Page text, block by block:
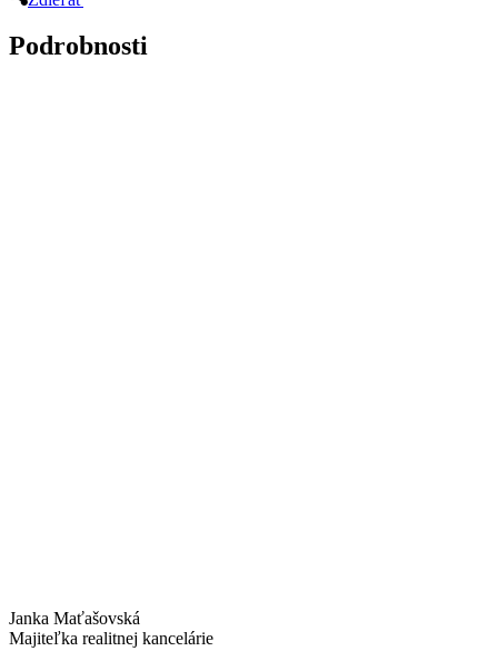
Podrobnosti
Janka Maťašovská
Majiteľka realitnej kancelárie